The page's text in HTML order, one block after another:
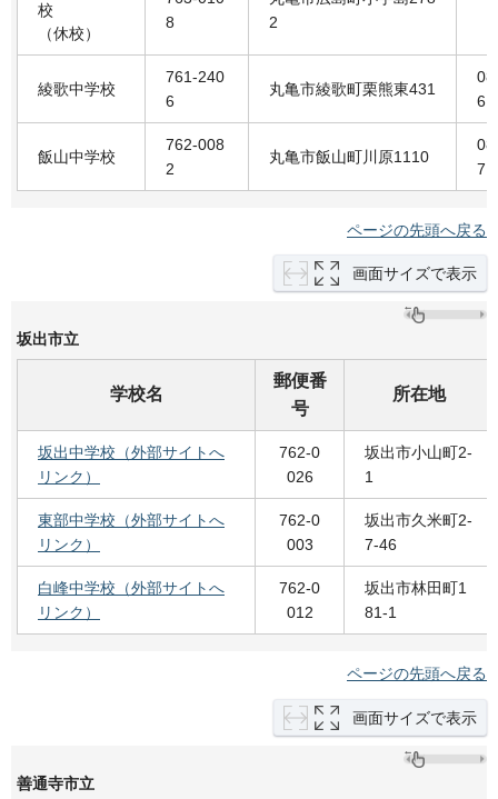
校
（休校）
8
2
綾歌中学校
761-240
6
丸亀市綾歌町栗熊東431
6
飯山中学校
762-008
2
丸亀市飯山町川原1110
7
ページの先頭へ戻る
画面サイズで表示
坂出市立
学校名
郵便番
号
所在地
坂出中学校（外部サイトへ
リンク）
762-0
026
坂出市小山町2-
1
東部中学校（外部サイトへ
リンク）
762-0
003
坂出市久米町2-
7-46
白峰中学校（外部サイトへ
リンク）
762-0
012
坂出市林田町1
81-1
ページの先頭へ戻る
画面サイズで表示
善通寺市立